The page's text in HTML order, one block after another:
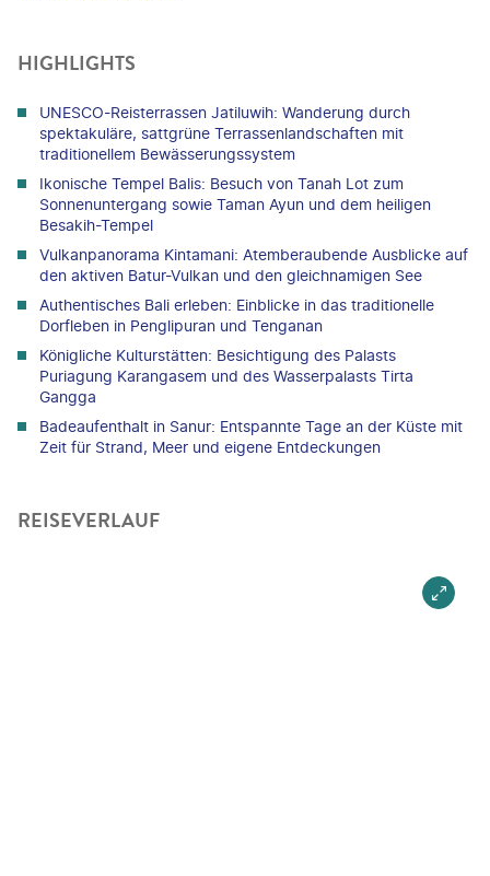
HIGHLIGHTS
UNESCO-Reisterrassen Jatiluwih: Wanderung durch
spektakuläre, sattgrüne Terrassenlandschaften mit
traditionellem Bewässerungssystem
Ikonische Tempel Balis: Besuch von Tanah Lot zum
Sonnenuntergang sowie Taman Ayun und dem heiligen
Besakih-Tempel
Vulkanpanorama Kintamani: Atemberaubende Ausblicke auf
den aktiven Batur-Vulkan und den gleichnamigen See
Authentisches Bali erleben: Einblicke in das traditionelle
Dorfleben in Penglipuran und Tenganan
Königliche Kulturstätten: Besichtigung des Palasts
Puriagung Karangasem und des Wasserpalasts Tirta
Gangga
Badeaufenthalt in Sanur: Entspannte Tage an der Küste mit
Zeit für Strand, Meer und eigene Entdeckungen
REISEVERLAUF